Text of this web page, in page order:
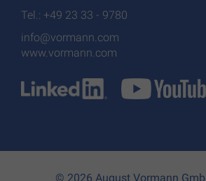
Tel.: +49 23 33 - 9780
info@vormann.com
www.vormann.com
© 2026 August Vormann